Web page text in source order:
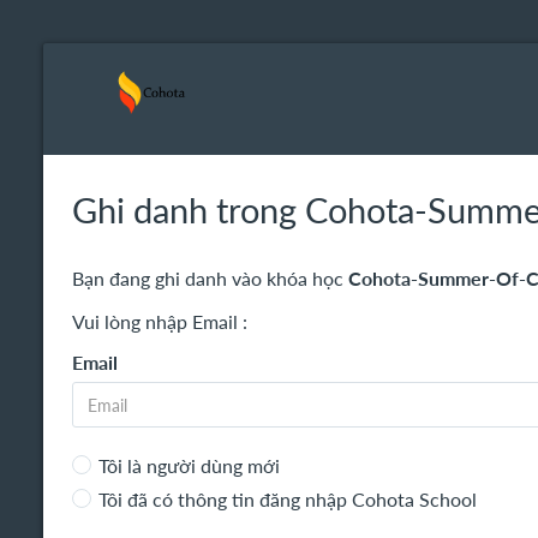
Ghi danh trong Cohota-
Bạn đang ghi danh vào khóa học Cohota-Summer-Of-
Vui lòng nhập Email :
Email
Tôi là người dùng mới
Tôi đã có thông tin đăng nhập Cohota School